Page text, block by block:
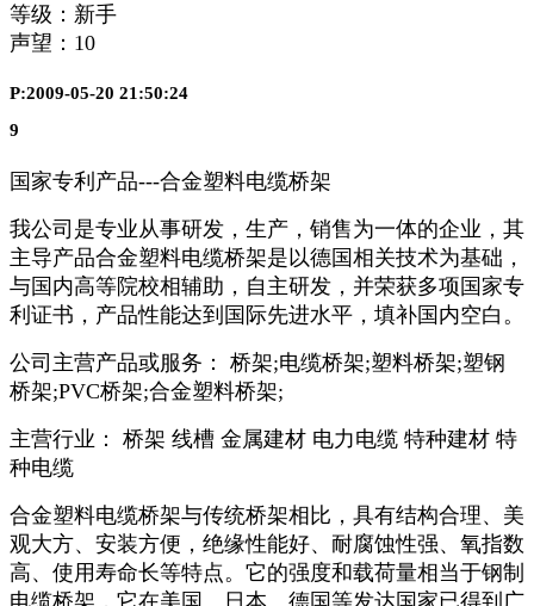
等级：新手
声望： 10
P:2009-05-20 21:50:24
9
国家专利产品---合金塑料电缆桥架
我公司是专业从事研发，生产，销售为一体的企业，其
主导产品合金塑料电缆桥架是以德国相关技术为基础，
与国内高等院校相辅助，自主研发，并荣获多项国家专
利证书，产品性能达到国际先进水平，填补国内空白。
公司主营产品或服务： 桥架;电缆桥架;塑料桥架;塑钢
桥架;PVC桥架;合金塑料桥架;
主营行业： 桥架 线槽 金属建材 电力电缆 特种建材 特
种电缆
合金塑料电缆桥架与传统桥架相比，具有结构合理、美
观大方、安装方便，绝缘性能好、耐腐蚀性强、氧指数
高、使用寿命长等特点。它的强度和载荷量相当于钢制
电缆桥架，它在美国、日本、德国等发达国家已得到广